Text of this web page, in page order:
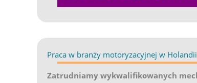
Praca w branży motoryzacyjnej w Holandii
Zatrudniamy wykwalifikowanych